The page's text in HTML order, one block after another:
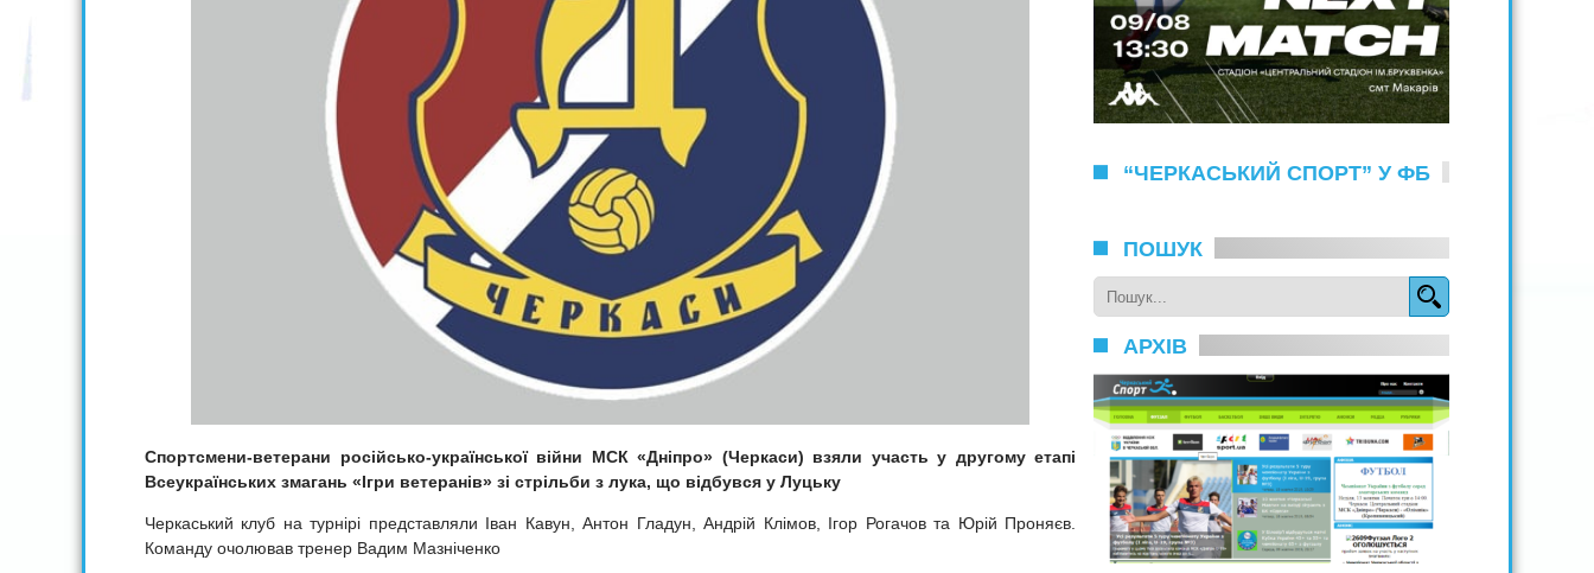
Спортсмени-ветерани російсько-української війни МСК «Дніпро» (Черкаси) взяли участь у другому етапі
Всеукраїнських змагань «Ігри ветеранів» зі стрільби з лука, що відбувся у Луцьку
Черкаський клуб на турнірі представляли Іван Кавун, Антон Гладун, Андрій Клімов, Ігор Рогачов та Юрій Проняєв.
Команду очолював тренер Вадим Мазніченко
“ЧЕРКАСЬКИЙ СПОРТ” У ФБ
ПОШУК
АРХІВ